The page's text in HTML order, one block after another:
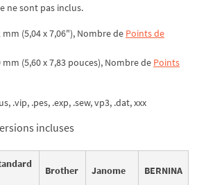
ne sont pas inclus.
mm (5,04 x 7,06"), Nombre de Points de
mm (5,60 x 7,83 pouces), Nombre de Points
.vip, .pes, .exp, .sew, vp3, .dat, xxx
incluses
Brother Janome BERNINA